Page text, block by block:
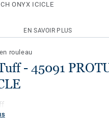
ONYX ICICLE
EN SAVOIR PLUS
rouleau
- 45091